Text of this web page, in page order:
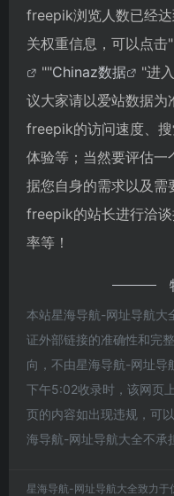
freepik浏览人数已经
关权重信息，可以点击"
""Chinaz数据
"进
议大家请以爱站数据为
freepik的访问速度、
体验等；当然要评估一
据您自身的需求以及需
freepik的站长进行洽
率等！
本站星海导航-网址导航大
证外部链接的准确性和完
向，不由星海导航-网址
下午5:02收录时，该网页
页的内容如出现违规，可
海导航-网址导航大全不承
星海导航-网址导航大全致力于